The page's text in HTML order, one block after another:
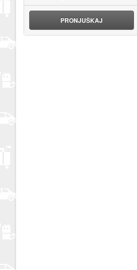
PRONJUŠKAJ